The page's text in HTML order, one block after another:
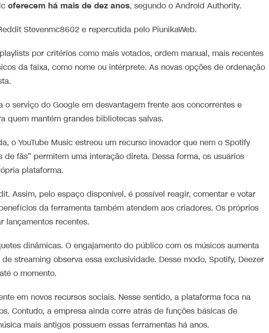
oferecem há mais de dez anos, segundo o Android Authority.
Stevenmc8602 e repercutida pelo PiunikaWeb.
por critérios como mais votados, ordem manual, mais recentes
da faixa, como nome ou intérprete. As novas opções de ordenação
serviço do Google em desvantagem frente aos concorrentes e
quem mantém grandes bibliotecas salvas.
o YouTube Music estreou um recurso inovador que nem o Spotify
de fãs” permitem uma interação direta. Dessa forma, os usuários
plataforma.
Assim, pelo espaço disponível, é possível reagir, comentar e votar
da ferramenta também atendem aos criadores. Os próprios
lançamentos recentes.
dinâmicas. O engajamento do público com os músicos aumenta
streaming observa essa exclusividade. Desse modo, Spotify, Deezer
o momento.
em novos recursos sociais. Nesse sentido, a plataforma foca na
Contudo, a empresa ainda corre atrás de funções básicas de
mais antigos possuem essas ferramentas há anos.